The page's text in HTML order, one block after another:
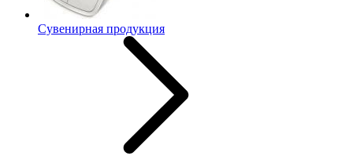
Сувенирная продукция